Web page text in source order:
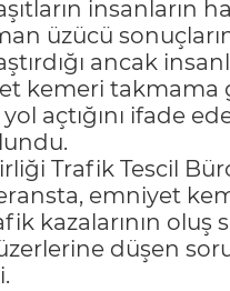
insanların
üzücü
ancak
kemeri
açtığını ifade
Trafik Tescil
emniyet
kazalarının oluş
düşen